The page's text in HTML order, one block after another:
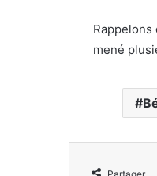
Rappelons
mené